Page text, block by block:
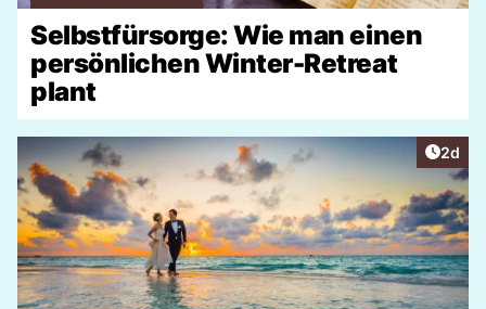
Selbstfürsorge: Wie man einen
persönlichen Winter-Retreat
plant
2d